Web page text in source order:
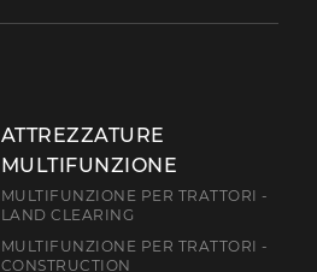
ATTREZZATURE
MULTIFUNZIONE
MULTIFUNZIONE PER TRATTORI -
LAND CLEARING
MULTIFUNZIONE PER TRATTORI -
CONSTRUCTION